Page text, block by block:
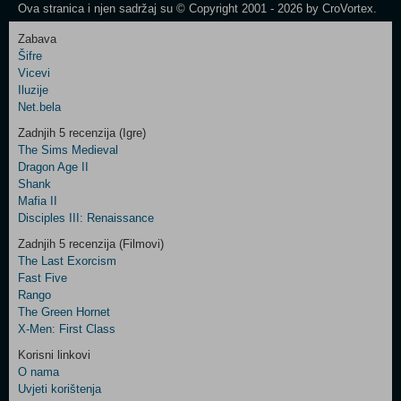
Control
Two
Newsletter
Control
Field
Three
Ova stranica i njen sadržaj su © Copyright 2001 - 2026 by CroVortex.
Zabava
Šifre
Vicevi
Iluzije
Net.bela
Zadnjih 5 recenzija (Igre)
The Sims Medieval
Dragon Age II
Shank
Mafia II
Disciples III: Renaissance
Zadnjih 5 recenzija (Filmovi)
The Last Exorcism
Fast Five
Rango
The Green Hornet
X-Men: First Class
Korisni linkovi
O nama
Uvjeti korištenja